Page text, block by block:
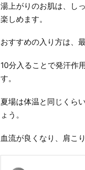
湯上がりのお肌は、し
楽しめます。
おすすめの入り方は、
10分入ることで発汗作
す。
夏場は体温と同じくら
ょう。
血流が良くなり、肩こ